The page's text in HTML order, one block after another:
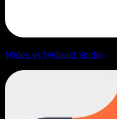
Wideo vs Wellsaid Studio